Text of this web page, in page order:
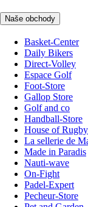
Naše obchody
Basket-Center
Daily Bikers
Direct-Volley
Espace Golf
Foot-Store
Gallop Store
Golf and co
Handball-Store
House of Rugby
La sellerie de
Made in Paradis
Nauti-wave
On-Fight
Padel-Expert
Pecheur-Store